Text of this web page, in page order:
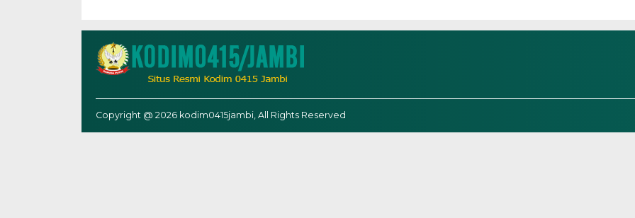
Copyright @ 2026 kodim0415jambi, All Rights Reserved